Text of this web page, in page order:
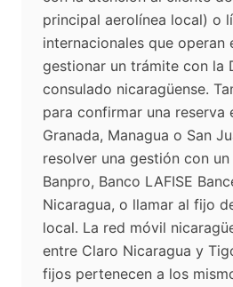
principal aerolínea local) o
internacionales que operan
gestionar un trámite con la
consulado nicaragüense.
para confirmar una reserva
Granada, Managua o San
resolver una gestión con
Banpro, Banco LAFISE
Nicaragua, o llamar al fijo
local. La red móvil
entre Claro Nicaragua y
fijos pertenecen a los